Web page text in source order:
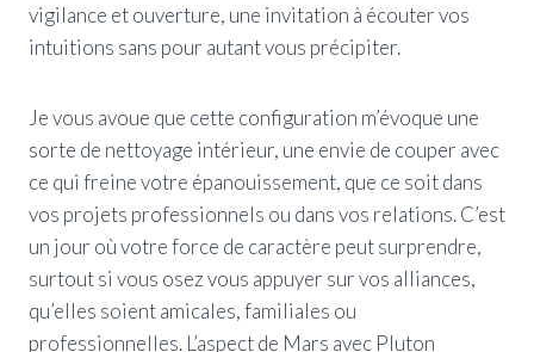
vigilance et ouverture, une invitation à écouter vos
intuitions sans pour autant vous précipiter.
Je vous avoue que cette configuration m’évoque une
sorte de nettoyage intérieur, une envie de couper avec
ce qui freine votre épanouissement, que ce soit dans
vos projets professionnels ou dans vos relations. C’est
un jour où votre force de caractère peut surprendre,
surtout si vous osez vous appuyer sur vos alliances,
qu’elles soient amicales, familiales ou
professionnelles. L’aspect de Mars avec Pluton